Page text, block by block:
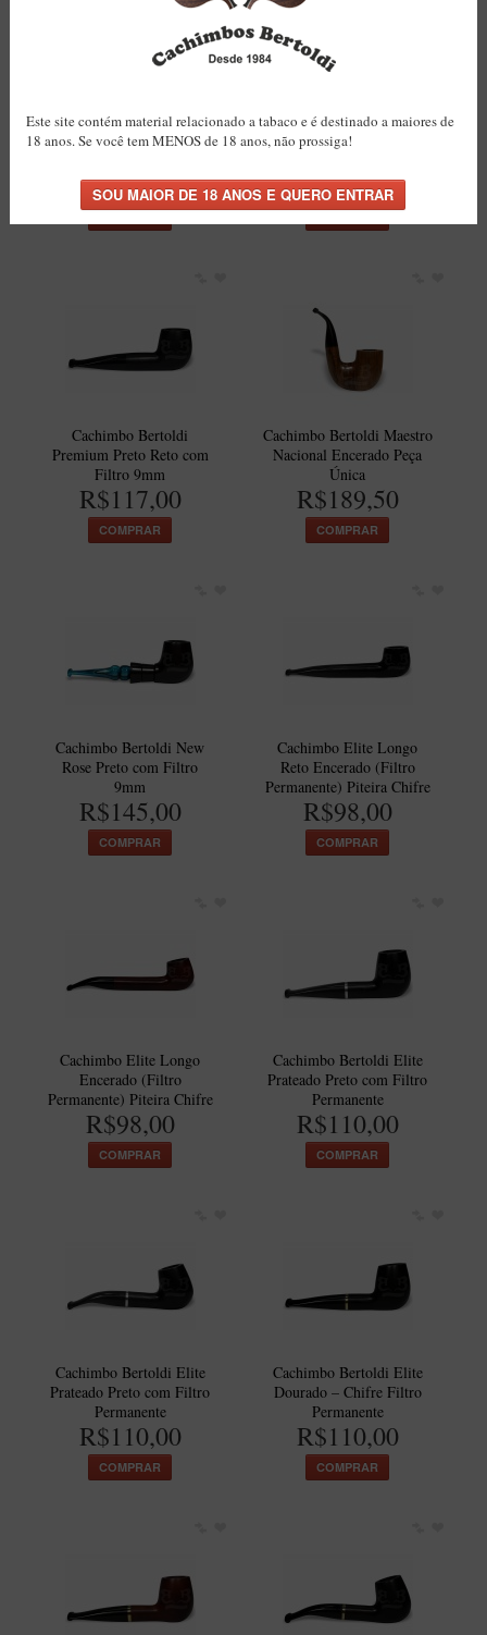
Cachimbo Bertoldi BB
Liso Natural com Filtro
R$117,00
Cachimbo Bertoldi
Premium Natural Reto
R$117,00
Cachimbo Bertoldi
Premium Preto Reto com
Filtro 9mm
R$117,00
COMPRAR
Cachimbo Bertoldi Maestro
Nacional Encerado Peça
Única
R$189,50
COMPRAR
Cachimbo Bertoldi New
Rose Preto com Filtro
9mm
R$145,00
COMPRAR
Cachimbo Elite Longo
Reto Encerado (Filtro
Permanente) Piteira Chifre
R$98,00
COMPRAR
Cachimbo Elite Longo
Encerado (Filtro
Permanente) Piteira Chifre
R$98,00
COMPRAR
Cachimbo Bertoldi Elite
Prateado Preto com Filtro
Permanente
R$110,00
COMPRAR
Cachimbo Bertoldi Elite
Prateado Preto com Filtro
Permanente
R$110,00
COMPRAR
Cachimbo Bertoldi Elite
Dourado – Chifre Filtro
Permanente
R$110,00
COMPRAR
Este site contém material relacionado a tabaco e é destinado a maiores de
18 anos. Se você tem MENOS de 18 anos, não prossiga!